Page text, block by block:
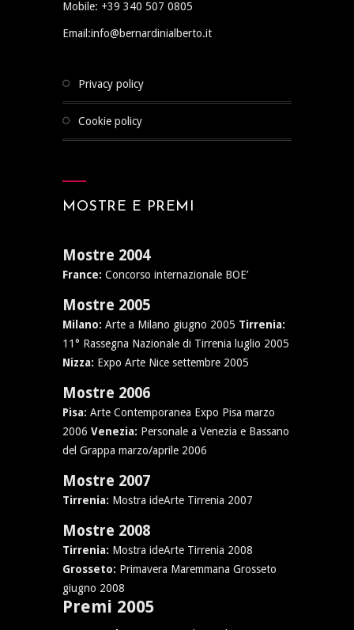
Mobile: +39 340 507 0805
Email:info@bernardinialberto.it
privacy policy
cookie policy
MOSTRE E PREMI
Mostre 2004
France: Concorso internazionale BOE’
Mostre 2005
Milano: Arte a Milano giugno 2005 Tirrenia:
11° Rassegna Nazionale di Tirrenia luglio 2005
Nizza: Expo Arte Nice settembre 2005
Mostre 2006
Pisa: Arte Contemporanea Expo Pisa marzo
2006 Venezia: Personale a Venezia e Bassano
del Grappa marzo/aprile 2006
Mostre 2007
Tirrenia: Mostra ideArte Tirrenia 2007
Mostre 2008
Tirrenia: Mostra ideArte Tirrenia 2008
Grosseto: Primavera Maremmana Grosseto
giugno 2008
Premi 2005